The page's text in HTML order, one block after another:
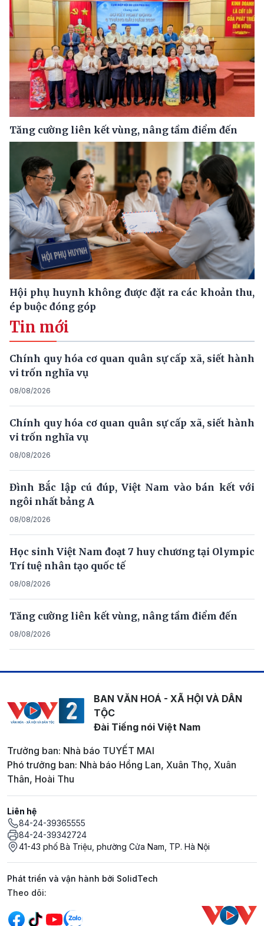
Tăng cường liên kết vùng, nâng tầm điểm đến
Hội phụ huynh không được đặt ra các khoản thu,
ép buộc đóng góp
Tin mới
Chính quy hóa cơ quan quân sự cấp xã, siết hành
vi trốn nghĩa vụ
08/08/2026
Chính quy hóa cơ quan quân sự cấp xã, siết hành
vi trốn nghĩa vụ
08/08/2026
Đình Bắc lập cú đúp, Việt Nam vào bán kết với
ngôi nhất bảng A
08/08/2026
Học sinh Việt Nam đoạt 7 huy chương tại Olympic
Trí tuệ nhân tạo quốc tế
08/08/2026
Tăng cường liên kết vùng, nâng tầm điểm đến
08/08/2026
BAN VĂN HOÁ - XÃ HỘI VÀ DÂN
TỘC
Đài Tiếng nói Việt Nam
Trưởng ban: Nhà báo TUYẾT MAI
Phó trưởng ban: Nhà báo Hồng Lan, Xuân Thọ, Xuân
Thân, Hoài Thu
Liên hệ
84-24-39365555
84-24-39342724
41-43 phố Bà Triệu, phường Cửa Nam, TP. Hà Nội
Phát triển và vận hành bởi SolidTech
Mạng xã hội
Theo dõi: